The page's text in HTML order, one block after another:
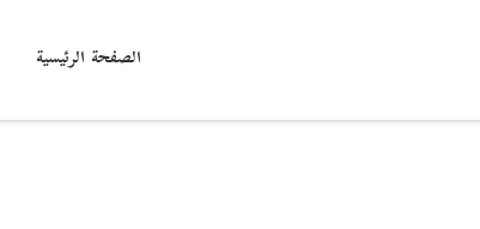
الصفحة الرئيسية